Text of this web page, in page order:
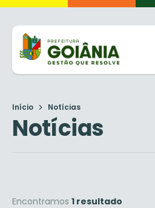
Início Notícias
Notícias
Encontramos 1 resultado